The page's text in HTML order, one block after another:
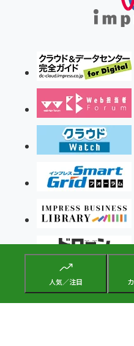
人気／注目